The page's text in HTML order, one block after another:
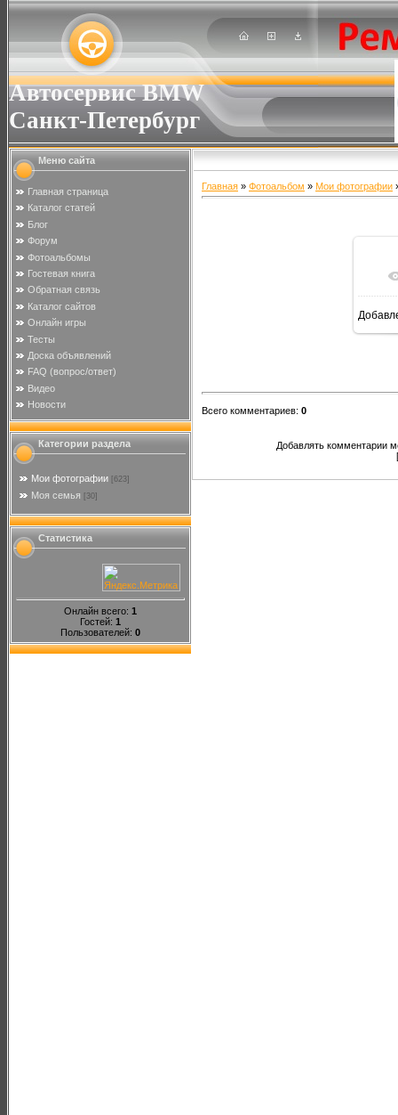
Автосервис BMW
Санкт-Петербург
Меню сайта
Главная страница
Каталог статей
Блог
Форум
Фотоальбомы
Гостевая книга
Обратная связь
Каталог сайтов
Онлайн игры
Тесты
Доска объявлений
FAQ (вопрос/ответ)
Видео
Новости
Категории раздела
Мои фотографии [623]
Моя семья [30]
Статистика
Онлайн всего: 1
Гостей: 1
Пользователей: 0
Главная » Фотоальбом » Мои фотографии
Всего комментариев: 0
Добавлять комментарии